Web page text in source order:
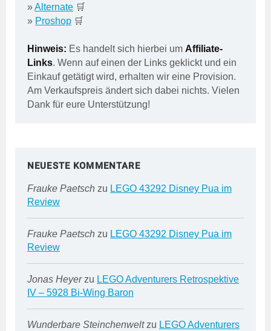
»Alternate 🛒
» Proshop 🛒
Hinweis: Es handelt sich hierbei um Affiliate-
Links. Wenn auf einen der Links geklickt und ein
Einkauf getätigt wird, erhalten wir eine Provision.
Am Verkaufspreis ändert sich dabei nichts. Vielen
Dank für eure Unterstützung!
NEUESTE KOMMENTARE
Frauke Paetsch zu LEGO 43292 Disney Pua im
Review
Frauke Paetsch zu LEGO 43292 Disney Pua im
Review
Jonas Heyerzu LEGO Adventurers Retrospektive
IV – 5928 Bi-Wing Baron
Wunderbare Steinchenweltzu LEGO Adventurers